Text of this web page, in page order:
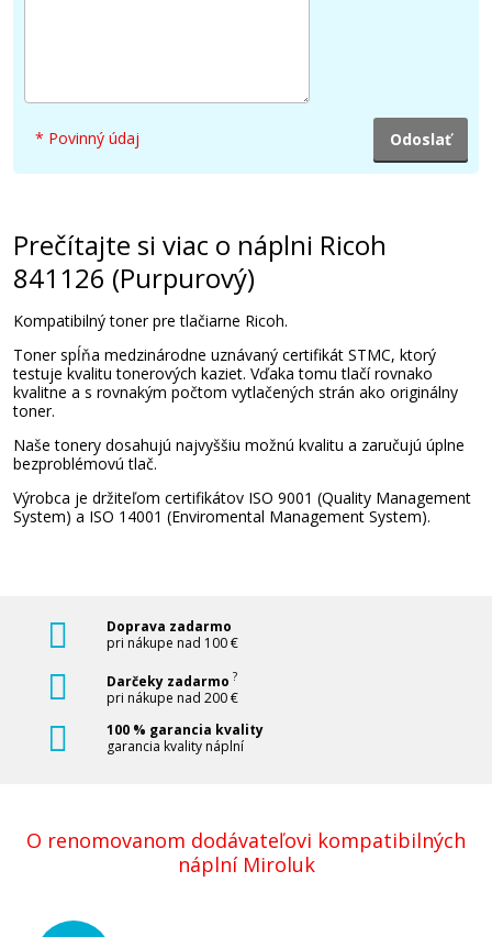
Originálny toner
Originálny toner
Pridať do košíka
* Povinný údaj
Prečítajte si viac o náplni Ricoh
841126 (Purpurový)
Kompatibilný toner pre tlačiarne Ricoh.
Toner spĺňa medzinárodne uznávaný certifikát STMC, ktorý
testuje kvalitu tonerových kaziet. Vďaka tomu tlačí rovnako
kvalitne a s rovnakým počtom vytlačených strán ako originálny
toner.
Naše tonery dosahujú najvyššiu možnú kvalitu a zaručujú úplne
bezproblémovú tlač.
Výrobca je držiteľom certifikátov ISO 9001 (Quality Management
System) a ISO 14001 (Enviromental Management System).
Doprava zadarmo
pri nákupe nad 100 €
Darčeky zadarmo ?
pri nákupe nad 200 €
100 % garancia kvality
garancia kvality náplní
O renomovanom dodávateľovi kompatibilných
náplní Miroluk